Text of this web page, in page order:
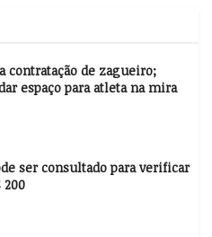
contratação de zagueiro;
espaço para atleta na mira
ser consultado para verificar
200